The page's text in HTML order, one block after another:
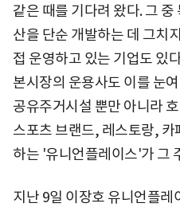
같은 때를 기다려 왔다. 그
산을 단순 개발하는 데 그치
접 운영하고 있는 기업도 있
본시장의 운용사도 이를 눈
공유주거시설 뿐만 아니라
스포츠 브랜드, 레스토랑, 카
하는 '유니언플레이스'가 그
지난 9일 이장호 유니언플레